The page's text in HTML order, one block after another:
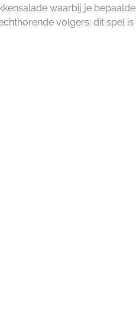
waarbij je
volgers: dit spel is